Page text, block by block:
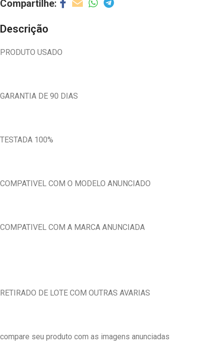
Descrição
PRODUTO USADO
GARANTIA DE 90 DIAS
TESTADA 100%
COMPATIVEL COM O MODELO ANUNCIADO
COMPATIVEL COM A MARCA ANUNCIADA
RETIRADO DE LOTE COM OUTRAS AVARIAS
compare seu produto com as imagens anunciadas